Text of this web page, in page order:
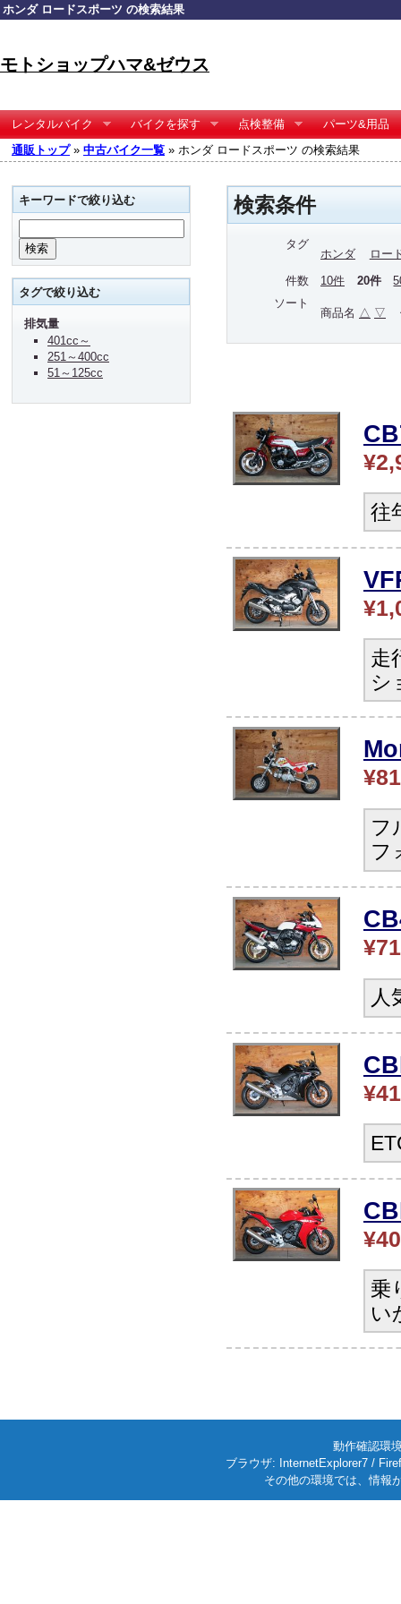
ホンダ ロードスポーツ の検索結果
モトショップハマ&ゼウス
レンタルバイク バイクを探す 点検整備
パーツ&用品
通販トップ» 中古バイク一覧 » ホンダ ロードスポーツ の検索結果
検索条件
タグ
ホンダ
ロー
件数
10件 20件
ソート
商品名 △ ▽
往
走
シ
フ
フ
人
乗
い
キーワードで絞り込む
タグで絞り込む
排気量
401cc～
251～400cc
51～125cc
動作確認環
ブラウザ: InternetExplorer7 /
その他の環境では、情報